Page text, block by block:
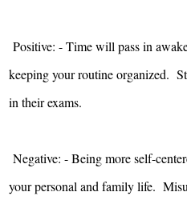
Positive: - Time will pass in
keeping your routine organized.
in their exams.
Negative: - Being more self-
your personal and family life.